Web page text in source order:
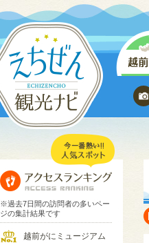
※過去7日間の訪問者の多いペー
ジの集計結果です
越前がにミュージアム